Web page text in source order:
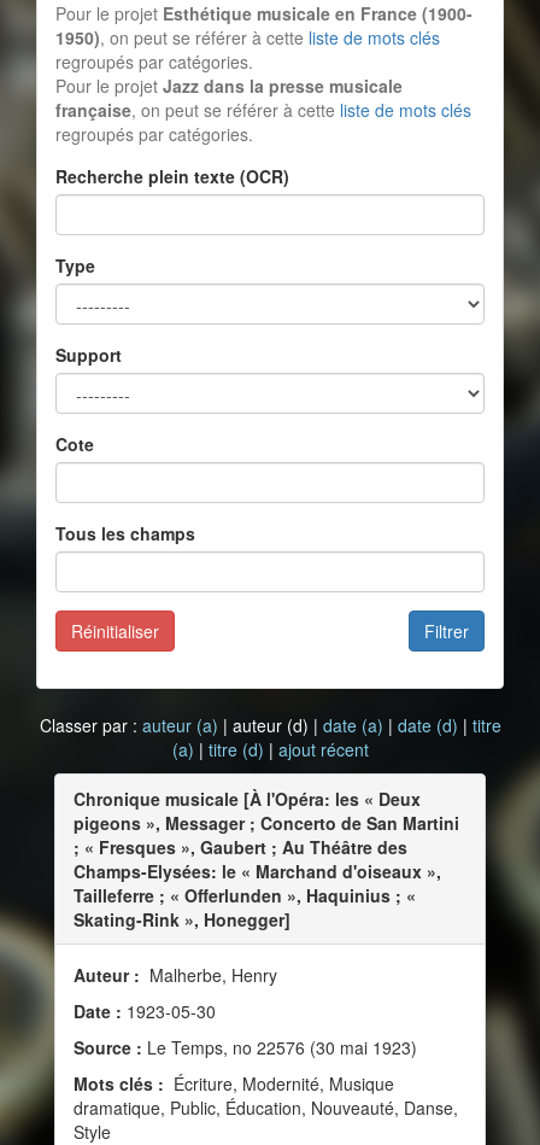
Pour le projet Esthétique musicale en France (1900-
1950), on peut se référer à cette liste de mots clés
regroupés par catégories.
Pour le projet Jazz dans la presse musicale
française, on peut se référer à cette liste de mots clés
regroupés par catégories.
Recherche plein texte (OCR)
Type
Support
Cote
Tous les champs
Filtrer
Réinitialiser
Classer par : auteur (a) | auteur (d) | date (a) | date (d) | titre
(a) | titre (d) | ajout récent
Chronique musicale [À l'Opéra: les « Deux
pigeons », Messager ; Concerto de San Martini
; « Fresques », Gaubert ; Au Théâtre des
Champs-Elysées: le « Marchand d'oiseaux »,
Tailleferre ; « Offerlunden », Haquinius ; «
Skating-Rink », Honegger]
Auteur : Malherbe, Henry
Date : 1923-05-30
Source : Le Temps, no 22576 (30 mai 1923)
Mots clés : Écriture, Modernité, Musique
dramatique, Public, Éducation, Nouveauté, Danse,
Style